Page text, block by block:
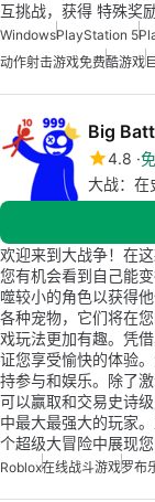
互挑战，获得 特殊奖
WindowsPlayStation 5
动作射击游戏免费酷游戏
Big
4.8
大战：在
欢迎来到大战争！在
您有机会看到自己能
噬较小的角色以获得
各种宠物，它们将在
戏玩法更加有趣。凭
证您享受愉快的体验
持参与和娱乐。除了
可以赢取和交易史诗
中最大最强大的玩家
个超级大冒险中展现您
Roblox在线战斗游戏罗布